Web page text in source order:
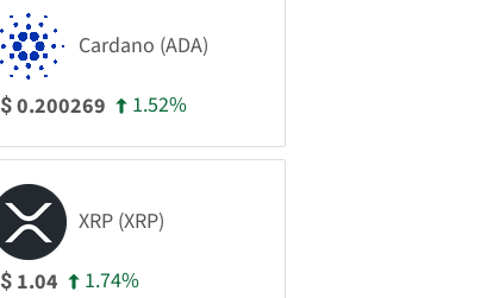
Cardano (ADA)
$0.200269 1.52%
XRP (XRP)
$ 1.04 1.74%